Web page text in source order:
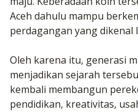
Aceh dahulu mampu
perdagangan yang dikenal
Oleh karena itu, generasi
menjadikan sejarah
kembali membangun
pendidikan, kreativitas,